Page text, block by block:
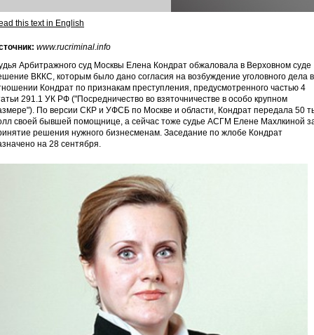
this text in English
www.rucriminal.info
Арбитражного суд Москвы Елена Кондрат обжаловала в Верховном суде
ВККС, которым было дано согласия на возбуждение уголовного дела в
Кондрат по признакам преступления, предусмотренного частью 4
291.1 УК РФ ("Посредничество во взяточничестве в особо крупном
По версии СКР и УФСБ по Москве и области, Кондрат передала 50
своей бывшей помощнице, а сейчас тоже судье АСГМ Елене Махлкиной
решения нужного бизнесменам. Заседание по жлобе Кондрат
на 28 сентября.